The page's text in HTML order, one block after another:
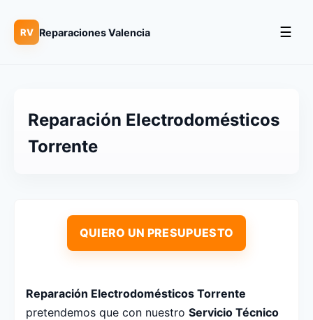
RV Reparaciones Valencia ☰
Reparación Electrodomésticos
Torrente
QUIERO UN PRESUPUESTO
Reparación Electrodomésticos Torrente
pretendemos que con nuestro Servicio Técnico